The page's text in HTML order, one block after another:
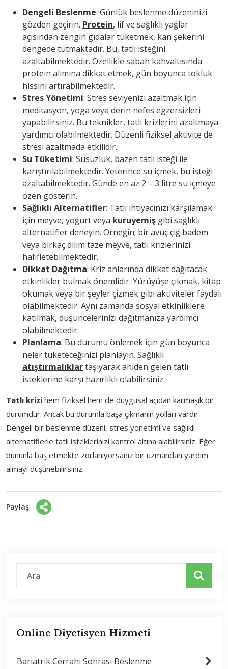
Dengeli Beslenme: Günlük beslenme düzeninizi
gözden geçirin. Protein, lif ve sağlıklı yağlar
açısından zengin gıdalar tüketmek, kan şekerini
dengede tutmaktadır. Bu, tatlı isteğini
azaltabilmektedir. Özellikle sabah kahvaltısında
protein alımına dikkat etmek, gün boyunca tokluk
hissini artırabilmektedir.
Stres Yönetimi: Stres seviyenizi azaltmak için
meditasyon, yoga veya derin nefes egzersizleri
yapabilirsiniz. Bu teknikler, tatlı krizlerini azaltmaya
yardımcı olabilmektedir. Düzenli fiziksel aktivite de
stresi azaltmada etkilidir.
Su Tüketimi: Susuzluk, bazen tatlı isteği ile
karıştırılabilmektedir. Yeterince su içmek, bu isteği
azaltabilmektedir. Günde en az 2 – 3 litre su içmeye
özen gösterin.
Sağlıklı Alternatifler: Tatlı ihtiyacınızı karşılamak
için meyve, yoğurt veya kuruyemiş gibi sağlıklı
alternatifler deneyin. Örneğin; bir avuç çiğ badem
veya birkaç dilim taze meyve, tatlı krizlerinizi
hafifletebilmektedir.
Dikkat Dağıtma: Kriz anlarında dikkat dağıtacak
etkinlikler bulmak önemlidir. Yürüyüşe çıkmak, kitap
okumak veya bir şeyler çizmek gibi aktiviteler faydalı
olabilmektedir. Aynı zamanda sosyal etkinliklere
katılmak, düşüncelerinizi dağıtmanıza yardımcı
olabilmektedir.
Planlama: Bu durumu önlemek için gün boyunca
neler tüketeceğinizi planlayın. Sağlıklı
atıştırmalıklartaşıyarak aniden gelen tatlı
isteklerine karşı hazırlıklı olabilirsiniz.
Tatlı krizi hem fiziksel hem de duygusal açıdan karmaşık bir
durumdur. Ancak bu durumla başa çıkmanın yolları vardır.
Dengeli bir beslenme düzeni, stres yönetimi ve sağlıklı
alternatiflerle tatlı isteklerinizi kontrol altına alabilirsiniz. Eğer
bununla baş etmekte zorlanıyorsanız bir uzmandan yardım
almayı düşünebilirsiniz.
Paylaş
Online Diyetisyen Hizmeti
Bariatrik Cerrahi Sonrası Beslenme